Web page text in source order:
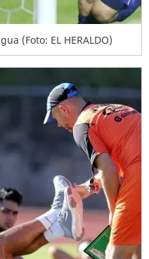
(Foto: EL HERALDO)